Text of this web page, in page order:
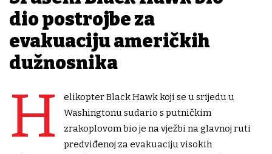
dio postrojbe za
evakuaciju američkih
dužnosnika
H
elikopter Black Hawk koji se u srijedu u
Washingtonu sudario s putničkim
zrakoplovom bio je na vježbi na glavnoj ruti
predviđenoj za evakuaciju visokih